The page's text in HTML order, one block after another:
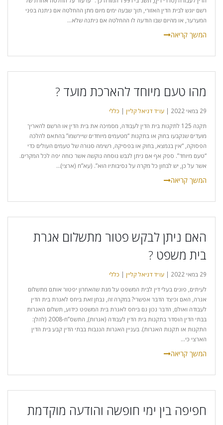
רשם יוגש לבית הדין האזורי, תוך שבעה ימים מיום מתן ההחלטה אם ניתנה בפני
המערער, או מהיום שבו הודעה לו ההחלטה אם ניתנה שלא...
מהו טעם מיוחד להארכת מועד ?
29 במאי 2022 | עו״ד דניאל קליין | כללי
תקנה 125 לתקנות בית הדין לעבודה, מסמיכה את בית הדין או הרשם להאריך
מועדים שנקבעו בחוק או בתקנות “מטעמים מיוחדים שיירשמו” בהתאם להלכה
הפסוקה, “אין בנמצא, בחוק או בפסיקה, רשימה סגורה של טעמים העולים כדי
“טעם מיוחד”. ספק אף אם ניתן לגבש נוסחה נוקשה אשר כוחה יפה לכל המקרים.
אשר על כן, יש לבחון כל מקרה על נסיבותיו הוא”. (עא”ח (ארצי)...
האם ניתן לבקש פטור מתשלום אגרת
בית משפט ?
29 במאי 2022 | עו״ד דניאל קליין | כללי
לעיתים, פונים בעלי דין לבית המשפט על מנת שהאחרון יפטור אותם מתשלום
אגרה, האם וכיצד הדבר אפשרי? במקרה זה, נבחן זאת ביחס לאגרת בית הדין
לעבודה ואולם, הדבר נכון גם ביחס לאגרת בית המשפט כידוע, תשלום האגרות
בבתי הדין הוסדר בתקנות בית הדין לעבודה (אגרות), התשס”ח-2008 (להלן:
התקנות או תקנות האגרות). בעניין האגרות הנגבות בבתי הדין קבע בית הדין
הארצי כי...
חפיפה בין ימי חופשה והודעה מוקדמת